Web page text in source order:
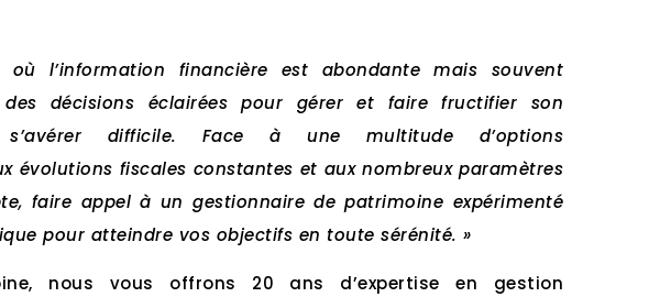
l’information financière est abondante mais souvent
des décisions éclairées pour gérer et faire fructifier son
difficile. Face à une multitude d’options
évolutions fiscales constantes et aux nombreux paramètres
faire appel à un gestionnaire de patrimoine expérimenté
pour atteindre vos objectifs en toute sérénité. »
nous vous offrons 20 ans d’expertise en gestion